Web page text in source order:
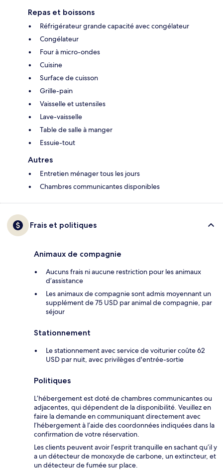
Repas et boissons
Réfrigérateur grande capacité avec congélateur
Congélateur
Four à micro-ondes
Cuisine
Surface de cuisson
Grille-pain
Vaisselle et ustensiles
Lave-vaisselle
Table de salle à manger
Essuie-tout
Autres
Entretien ménager tous les jours
Chambres communicantes disponibles
Frais et politiques
Animaux de compagnie
Aucuns frais ni aucune restriction pour les animaux
d’assistance
Les animaux de compagnie sont admis moyennant un
supplément de 75 USD par animal de compagnie, par
séjour
Stationnement
Le stationnement avec service de voiturier coûte 62
USD par nuit, avec privilèges d'entrée-sortie
Politiques
L’hébergement est doté de chambres communicantes ou
adjacentes, qui dépendent de la disponibilité. Veuillez en
faire la demande en communiquant directement avec
l’hébergement à l’aide des coordonnées indiquées dans la
confirmation de votre réservation.
Les clients peuvent avoir l’esprit tranquille en sachant qu’il y
a un détecteur de monoxyde de carbone, un extincteur, et
un détecteur de fumée sur place.